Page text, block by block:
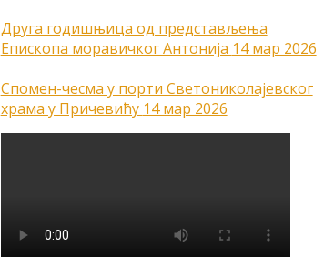
Друга годишњица од представљења
Епископа моравичког Антонија 14 мар 2026
Спомен-чесма у порти Светониколајевског
храма у Причевићу 14 мар 2026